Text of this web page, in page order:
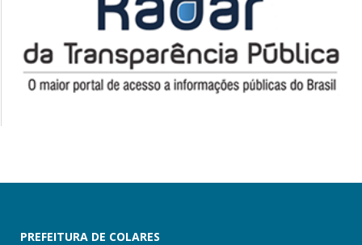
PREFEITURA DE COLARES